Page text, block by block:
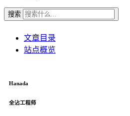
搜索
文章目录
站点概览
Hanada
全沾工程师